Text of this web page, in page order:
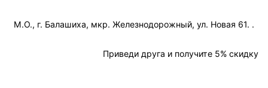
М.О., г. Балашиха, мкр. Железнодорожный, ул. Новая 61. .
Приведи друга и получите 5% скидку